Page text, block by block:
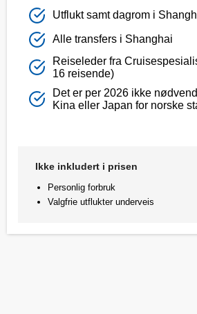
Utflukt samt dagrom i
Alle transfers i Shanghai
Reiseleder fra
16 reisende)
Det er per 2026 ikke
Kina eller Japan for norske
Ikke inkludert i prisen
Personlig forbruk
Valgfrie utflukter underveis